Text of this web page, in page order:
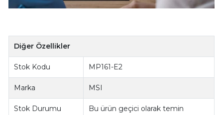
Diğer Özellikler
Stok Kodu MP161-E2
Marka MSI
Stok Durumu
Bu ürün geçici olarak temin